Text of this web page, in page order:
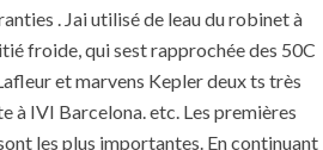
. Jai utilisé de leau du robinet à
froide, qui sest rapprochée des 50C
et marvens Kepler deux ts très
à IVI Barcelona. etc. Les premières
les plus importantes. En continuant